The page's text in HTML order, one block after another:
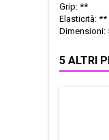
Grip: **
Elasticità: **
Dimensioni:
5 ALTRI